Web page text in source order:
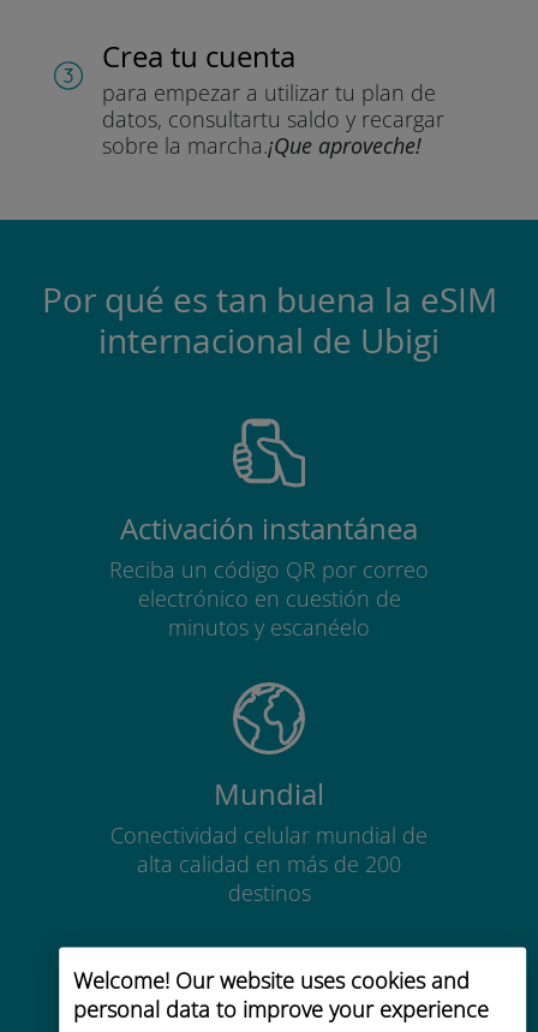
Welcome! Our website uses cookies and
personal data to improve your experience
Crea tu cuenta
para empezar a utilizar tu plan de
datos, consultartu saldo y recargar
sobre la marcha.¡Que aproveche!
Por qué es tan buena la eSIM
internacional de Ubigi
Activación instantánea
Reciba un código QR por correo
electrónico en cuestión de
minutos y escanéelo
Mundial
Conectividad celular mundial de
alta calidad en más de 200
destinos